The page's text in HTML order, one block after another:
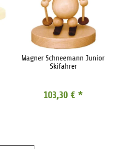
Wagner Schneemann Junior
Skifahrer
103,30 € *